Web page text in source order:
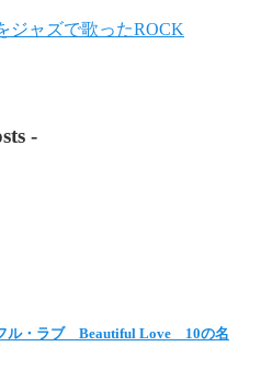
ジャズで歌ったROCK
-
ル・ラブ Beautiful Love 10の名